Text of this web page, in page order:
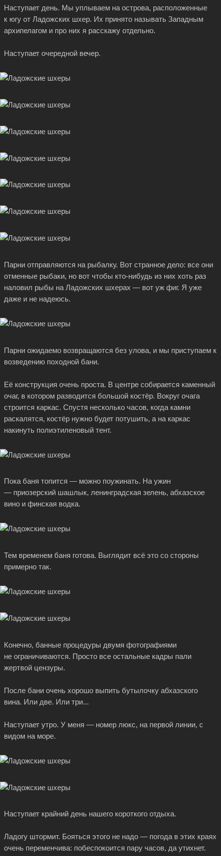
Наступает день. Мы уплываем на острова, расположенные
к югу от Ладожских шхер. Их принято называть Западным
архипелагом и про них я расскажу отдельно.
Наступает очередной вечер.
Парни отправляются на рыбалку. Вот странное дело: все они
отменные рыбаки, но вот чтобы кто-нибудьиз них хоть раз
наловил рыбы на Ладожских шхерах — вот уж фиг. Я уже
даже и не надеюсь.
Парни ожидаемо возвращаются без улова, и мы приступаем к
возведению походной бани.
Её конструкция очень проста. В центре собирается каменный
очаг, в котором разводится большой костёр. Вокруг очага
строится каркас. Спустя несколько часов, когда камни
раскалятся, костёр нужно будет потушить, а на каркас
накинуть полиэтиленовый тент.
Пока баня топится — можно поужинать. На ужин
— приозерский шашлык, ленинградская зелень, абхазское
вино и финская водка.
Тем временем баня готова. Выглядит всё это со стороны
примерно так.
Конечно, банные процедуры двумя фотографиями
не ограничиваются. Просто все остальные кадры пали
жертвой цензуры.
После бани очень хорошо выпить бутылочку абхазского
вина. Или две. Или три...
Наступает утро. У меня — номер люкс, на первой линии, с
видом на море.
Наступает крайний день нашего короткого отдыха.
Ладогу штормит. Бояться этого не надо — погода в этих краях
очень переменчива: побеспокоится пару часов, да утихнет.